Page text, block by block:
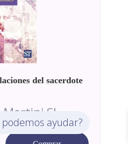
del sacerdote
SJ
podemos ayudar?